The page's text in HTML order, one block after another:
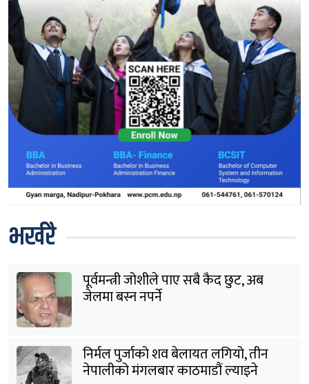
भर्खरै
पूर्वमन्त्री जोशीले पाए सबै कैद छुट, अब
जेलमा बस्न नपर्ने
निर्मल पुर्जाको शव बेलायत लगियो, तीन
नेपालीको मंगलबार काठमाडौं ल्याइने